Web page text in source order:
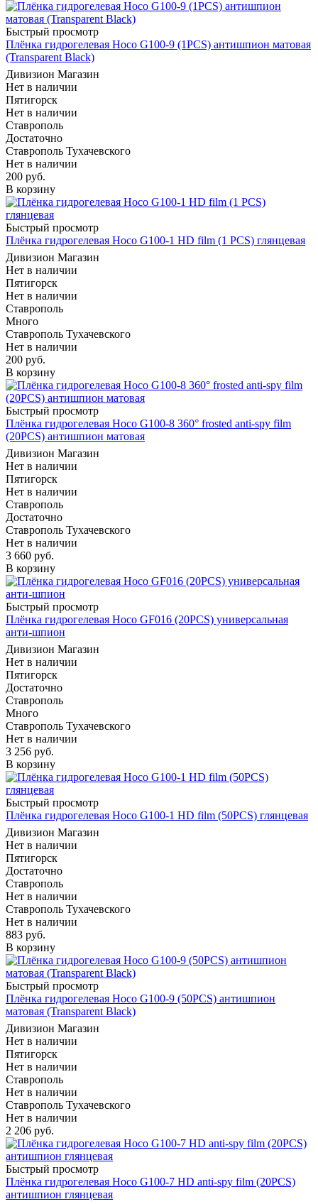
Быстрый просмотр
Плёнка гидрогелевая Hoco G100-9 (1PCS) антишпион матовая
(Transparent Black)
Дивизион Магазин
Нет в наличии
Пятигорск
Нет в наличии
Ставрополь
Достаточно
Ставрополь Тухачевского
Нет в наличии
200 руб.
В корзину
Быстрый просмотр
Плёнка гидрогелевая Hoco G100-1 HD film (1 PCS) глянцевая
Дивизион Магазин
Нет в наличии
Пятигорск
Нет в наличии
Ставрополь
Много
Ставрополь Тухачевского
Нет в наличии
200 руб.
В корзину
Быстрый просмотр
Плёнка гидрогелевая Hoco G100-8 360° frosted anti-spy film
(20PCS) антишпион матовая
Дивизион Магазин
Нет в наличии
Пятигорск
Нет в наличии
Ставрополь
Достаточно
Ставрополь Тухачевского
Нет в наличии
3 660 руб.
В корзину
Быстрый просмотр
Плёнка гидрогелевая Hoco GF016 (20PCS) универсальная
анти-шпион
Дивизион Магазин
Нет в наличии
Пятигорск
Достаточно
Ставрополь
Много
Ставрополь Тухачевского
Нет в наличии
3 256 руб.
В корзину
Быстрый просмотр
Плёнка гидрогелевая Hoco G100-1 HD film (50PCS) глянцевая
Дивизион Магазин
Нет в наличии
Пятигорск
Достаточно
Ставрополь
Нет в наличии
Ставрополь Тухачевского
Нет в наличии
883 руб.
В корзину
Быстрый просмотр
Плёнка гидрогелевая Hoco G100-9 (50PCS) антишпион
матовая (Transparent Black)
Дивизион Магазин
Нет в наличии
Пятигорск
Нет в наличии
Ставрополь
Нет в наличии
Ставрополь Тухачевского
Нет в наличии
2 206 руб.
Быстрый просмотр
Плёнка гидрогелевая Hoco G100-7 HD anti-spy film (20PCS)
антишпион глянцевая